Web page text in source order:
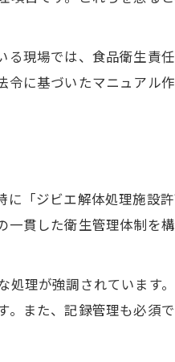
る現場では、食品衛生責
令に基づいたマニュアル
「ジビエ解体処理施設許
一貫した衛生管理体制を
処理が強調されています
。また、記録管理も必須